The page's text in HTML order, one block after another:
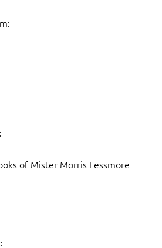
of Mister Morris Lessmore